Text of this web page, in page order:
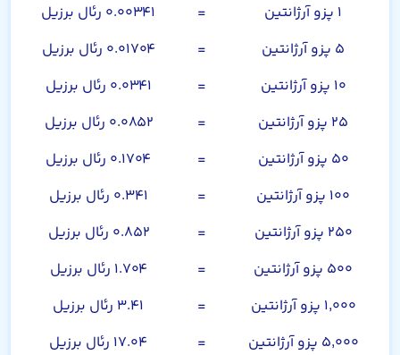
۱ پزو آرژانتین =
۰.۰۰۳۴۱ رئال برزیل
۵ پزو آرژانتین
=
۰.۰۱۷۰۴ رئال برزیل
۱۰ پزو آرژانتین
=
۰.۰۳۴۱ رئال برزیل
۲۵ پزو آرژانتین
=
۰.۰۸۵۲ رئال برزیل
۵۰ پزو آرژانتین
=
۰.۱۷۰۴ رئال برزیل
۱۰۰ پزو آرژانتین
=
۰.۳۴۱ رئال برزیل
۲۵۰ پزو آرژانتین
=
۰.۸۵۲ رئال برزیل
۵۰۰ پزو آرژانتین
=
۱.۷۰۴ رئال برزیل
۱,۰۰۰ پزو آرژانتین
=
۳.۴۱ رئال برزیل
۵,۰۰۰ پزو آرژانتین
=
۱۷.۰۴ رئال برزیل